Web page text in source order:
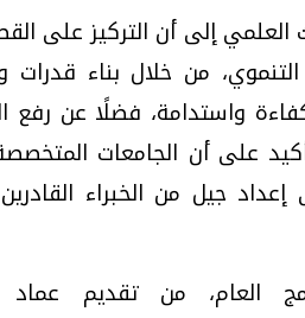
العلمي إلى أن التركيز على
من خلال بناء قدرات
واستدامة، فضلًا عن رفع
على أن الجامعات
جيل من الخبراء
العام، من تقديم
دليلك للتنسيق الجامعي ..
وإجابات
السبت، 01 اغسطس 2026 10:25 ص